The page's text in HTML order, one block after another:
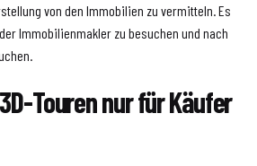
von den Immobilien zu vermitteln. Es
Immobilienmakler zu besuchen und nach
Touren nur für Käufer